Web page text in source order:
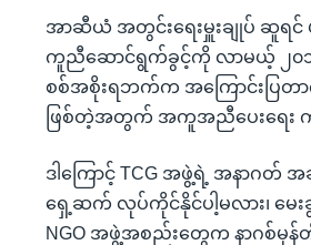
အာဆီယံ အတွင်းရေးမှူးချုပ် ဆူရင်
ကူညီဆောင်ရွက်ခွင့်ကို လာမယ့် ၂၀၁
စစ်အစိုးရဘက်က အကြောင်းပြတာ
ဖြစ်တဲ့အတွက် အကူအညီပေးရေး ကိ
ဒါကြောင့် TCG အဖွဲ့ရဲ့ အနာဂ
ရှေ့ဆက် လုပ်ကိုင်နိုင်ပါ့မလား၊ မ
NGO အဖွဲ့အစည်းတွေက နာဂစ်မုန်